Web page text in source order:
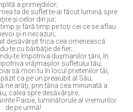
a primejdiilor;
ta de suflet te-ai făcut lumină spre
şi celor din jur;
şi fără timp pe toţi cei ce se aflau
şi-n necazuri;
desăvârşit frica cea omenească
te cu bărbăţie de fier;
te împotriva duşmanilor ţării, în
vrăjmaşilor sufletului tău;
să mori tu în locul prietenilor tăi,
ca pe un preaiubit al Său;
ne arăţi, prin tăria cea minunată a
calea spre desăvârşire;
Paisie, luminătorule al vremurilor
de pe urmă!